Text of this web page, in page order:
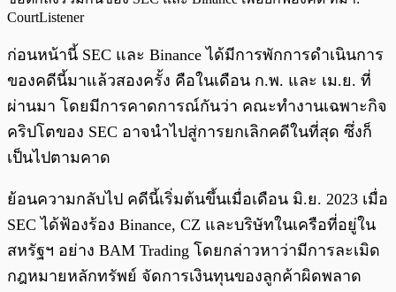
CourtListener
ก่อนหน้านี้ SEC และ Binance ได้มีการพักการดำเนินการ
ของคดีนี้มาแล้วสองครั้ง คือในเดือน ก.พ. และ เม.ย. ที่
ผ่านมา โดยมีการคาดการณ์กันว่า คณะทำงานเฉพาะกิจ
คริปโตของ SEC อาจนำไปสู่การยกเลิกคดีในที่สุด ซึ่งก็
เป็นไปตามคาด
ย้อนความกลับไป คดีนี้เริ่มต้นขึ้นเมื่อเดือน มิ.ย. 2023 เมื่อ
SEC ได้ฟ้องร้อง Binance, CZ และบริษัทในเครือที่อยู่ใน
สหรัฐฯ อย่าง BAM Trading โดยกล่าวหาว่ามีการละเมิด
กฎหมายหลักทรัพย์ จัดการเงินทุนของลูกค้าผิดพลาด